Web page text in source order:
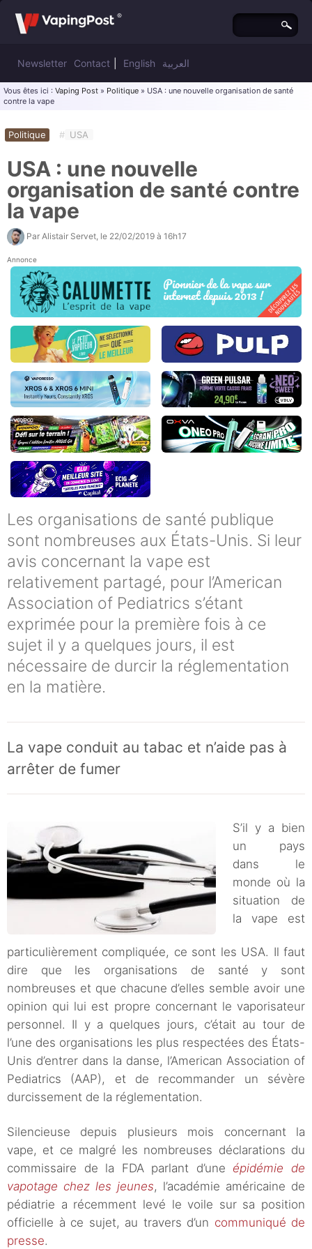
Newsletter Contact English العربية
Vous êtes ici : Vaping Post » Politique » USA : une nouvelle organisation de santé
contre la vape
Politique # USA
USA : une nouvelle
organisation de santé contre
la vape
Par Alistair Servet , le 22/02/2019 à 16h17
Annonce
Les organisations de santé publique
sont nombreuses aux États-Unis. Si leur
avis concernant la vape est
relativement partagé, pour l’American
Association of Pediatrics s’étant
exprimée pour la première fois à ce
sujet il y a quelques jours, il est
nécessaire de durcir la réglementation
en la matière.
La vape conduit au tabac et n’aide pas à
arrêter de fumer
S’il y a bien
un pays
dans le
monde où la
situation de
la vape est
particulièrement compliquée, ce sont les USA. Il faut
dire que les organisations de santé y sont
nombreuses et que chacune d’elles semble avoir une
opinion qui lui est propre concernant le vaporisateur
personnel. Il y a quelques jours, c’était au tour de
l’une des organisations les plus respectées des États-
Unis d’entrer dans la danse, l’American Association of
Pediatrics (AAP), et de recommander un sévère
durcissement de la réglementation.
Silencieuse depuis plusieurs mois concernant la
vape, et ce malgré les nombreuses déclarations du
commissaire de la FDA parlant d’une épidémie de
vapotage chez les jeunes, l’académie américaine de
pédiatrie a récemment levé le voile sur sa position
officielle à ce sujet, au travers d’un communiqué de
presse.